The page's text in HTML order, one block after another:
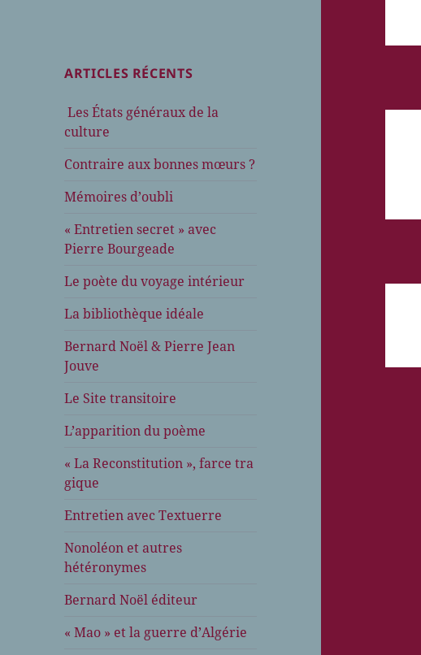
ARTICLES RÉCENTS
Les États généraux de la
culture
Contraire aux bonnes mœurs ?
Mémoires d’oubli
« Entretien secret » avec
Pierre Bourgeade
Le poète du voyage intérieur
La bibliothèque idéale
Bernard Noël & Pierre Jean
Jouve
Le Site transitoire
L’apparition du poème
« La Reconstitution », farce tra
gique
Entretien avec Textuerre
Nonoléon et autres
hétéronymes
Bernard Noël éditeur
« Mao » et la guerre d’Algérie